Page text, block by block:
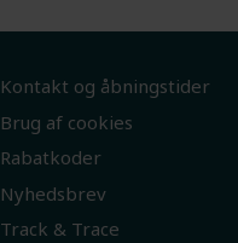
Kontakt og åbningstider
Brug af cookies
Rabatkoder
Nyhedsbrev
Track & Trace